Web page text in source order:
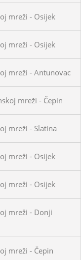
mreži - Osijek
mreži - Osijek
mreži - Antunovac
mreži - Čepin
mreži - Slatina
mreži - Osijek
mreži - Osijek
mreži - Donji
mreži - Čepin